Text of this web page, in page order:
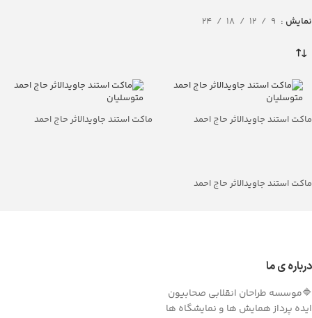
نمایش 9
12
18
24
ماکت استند جاویدالاثر حاج احمد
ماکت استند جاویدالاثر حاج احمد
ماکت استند جاویدالاثر حاج احمد
درباره ی ما
🔷موسسه طراحان انقلابی صحابیون
ایده پرداز همایش ها و نمایشگاه ها